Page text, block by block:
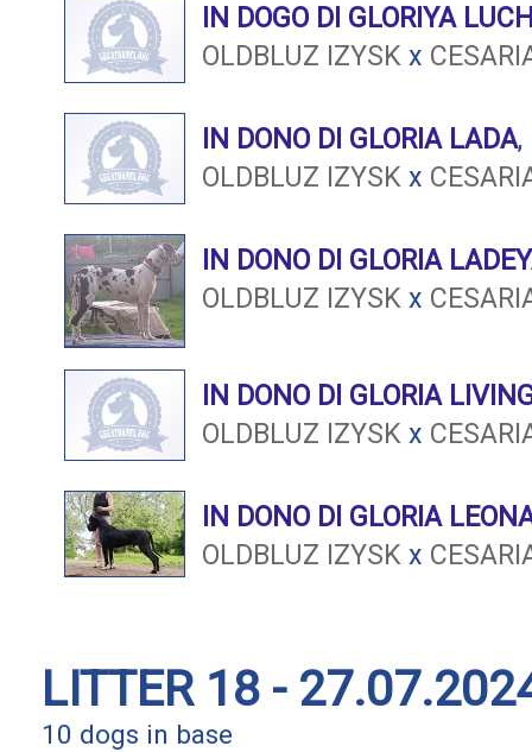
IN DOGO DI GLORIYA
OLDBLUZ IZYSK x
IN DONO DI GLORIA LADA,
OLDBLUZ IZYSK x
IN DONO DI GLORIA
OLDBLUZ IZYSK x
IN DONO DI GLORIA
OLDBLUZ IZYSK x
IN DONO DI GLORIA
OLDBLUZ IZYSK x
LITTER 18 -
10 dogs in base